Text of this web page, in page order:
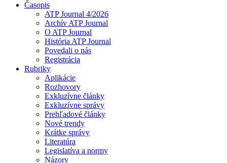
Časopis
ATP Journal 4/2026
Archív ATP Journal
O ATP Journal
História ATP Journal
Povedali o nás
Registrácia
Rubriky
Aplikácie
Rozhovory
Exkluzívne články
Exkluzívne správy
Prehľadové články
Nové trendy
Krátke správy
Literatúra
Legislatíva a normy
Názory